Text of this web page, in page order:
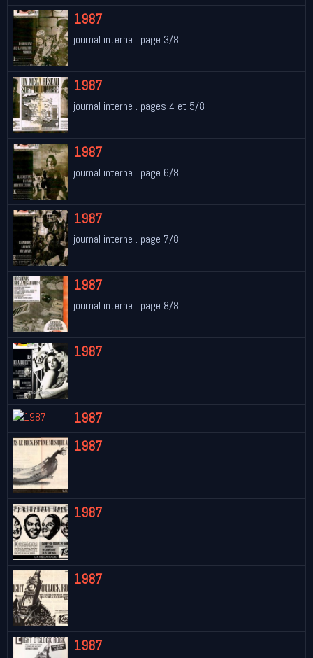
1987
journal interne . page 3/8
1987
journal interne . pages 4 et 5/8
1987
journal interne . page 6/8
1987
journal interne . page 7/8
1987
journal interne . page 8/8
1987
1987
1987
1987
1987
1987